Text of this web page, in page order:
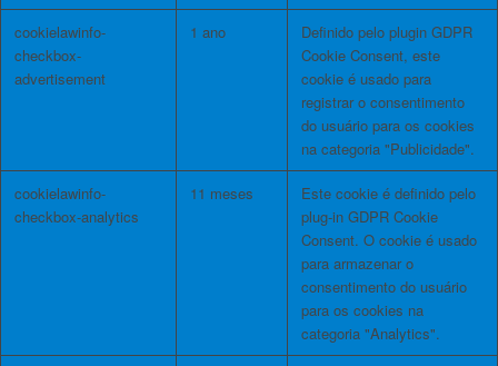
cookielawinfo-
checkbox-
advertisement
1 ano
Definido pelo plugin GDPR
Cookie Consent, este
cookie é usado para
registrar o consentimento
do usuário para os cookies
na categoria "Publicidade".
cookielawinfo-
checkbox-analytics
11 meses
Este cookie é definido pelo
plug-in GDPR Cookie
Consent. O cookie é usado
para armazenar o
consentimento do usuário
para os cookies na
categoria "Analytics".